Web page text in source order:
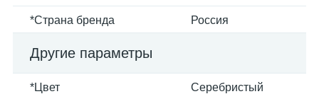
*Страна бренда Россия
Другие параметры
*Цвет Серебристый